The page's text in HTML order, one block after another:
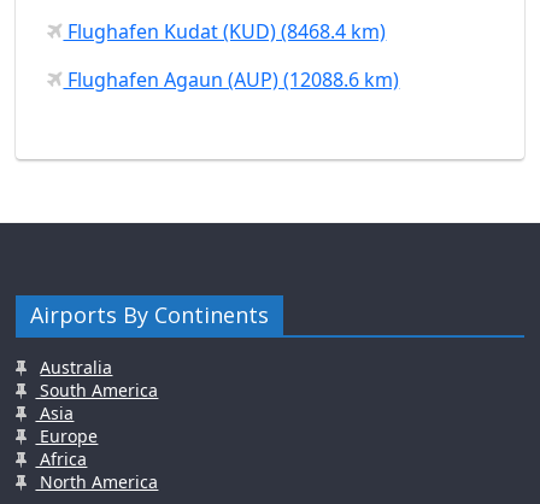
Flughafen Kudat (KUD) (8468.4 km)
Flughafen Agaun (AUP) (12088.6 km)
Airports By Continents
Australia
South America
Asia
Europe
Africa
North America